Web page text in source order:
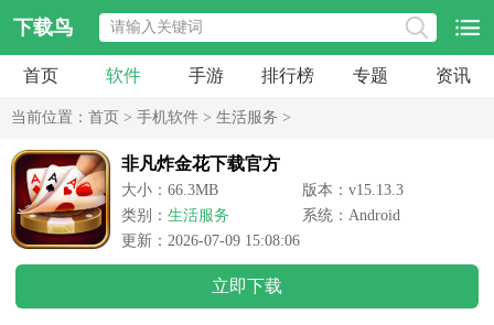
下载鸟
首页 软件 手游 排行榜 专题 资讯
当前位置： 首页 > 手机软件 > 生活服务 >
非凡炸金花下载官方
大小：66.3MB
版本：v15.13.3
类别： 生活服务
系统：Android
更新：2026-07-09 15:08:06
立即下载